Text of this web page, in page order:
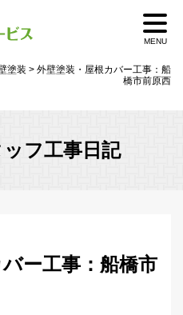
MENU
塗装 > 外壁塗装・屋根カバー工事：船
橋市前原西
フ工事日記
ー工事：船橋市